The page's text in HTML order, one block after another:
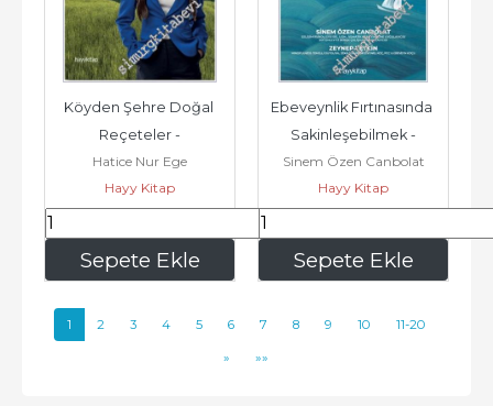
Sepete Ekle
Köyden Şehre Doğal
Reçeteler -
Hatice Nur Ege
Hayy Kitap
210,00 Sepete Ekle
Ebeveynlik Fırtınasında
Sakinleşebilmek -
Sinem Özen Canbolat
Hayy Kitap
262,50
1 2 3 4 5 6 7 8 9 10 11-20
» »»